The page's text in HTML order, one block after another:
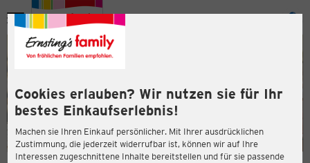
Cookies erlauben? Wir nutzen sie für Ihr
bestes Einkaufserlebnis!
Machen sie Ihren Einkauf persönlicher. Mit Ihrer ausdrücklichen
Zustimmung, die jederzeit widerrufbar ist, können wir auf Ihre
Interessen zugeschnittene Inhalte bereitstellen und für sie passende
Menü